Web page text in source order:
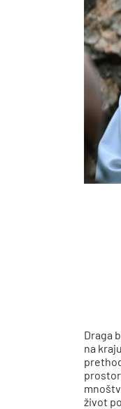
Draga
na
život